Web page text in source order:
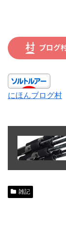
にほんブログ村
雑記